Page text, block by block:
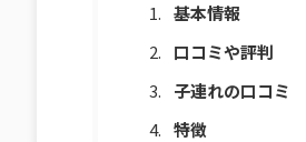
基本情報
口コミや評判
子連れの口コミ
特徴